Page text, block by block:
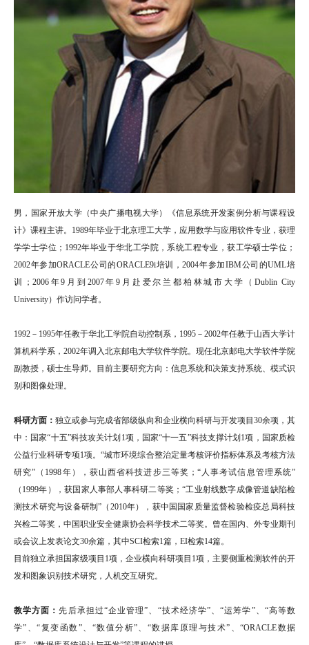
男，国家开放大学（中央广播电视大学）《信息系统开发案例分析与课程设
计》课程主讲。1989年毕业于北京理工大学，应用数学与应用软件专业，获理
学学士学位；1992年毕业于华北工学院，系统工程专业，获工学硕士学位；
2002年参加ORACLE公司的ORACLE9i培训，2004年参加IBM公司的UML培
训；2006年9月到2007年9月赴爱尔兰都柏林城市大学（Dublin City
University）作访问学者。
1992－1995年任教于华北工学院自动控制系，1995－2002年任教于山西大学计
算机科学系，2002年调入北京邮电大学软件学院。现任北京邮电大学软件学院
副教授，硕士生导师。目前主要研究方向：信息系统和决策支持系统、模式识
别和图像处理。
科研方面： 独立或参与完成省部级纵向和企业横向科研与开发项目30余项，其
中：国家“十五”科技攻关计划1项，国家“十一五”科技支撑计划1项，国家质检
公益行业科研专项1项。“城市环境综合整治定量考核评价指标体系及考核方法
研究”（1998年），获山西省科技进步三等奖；“人事考试信息管理系统”
（1999年），获国家人事部人事科研二等奖；“工业射线数字成像管道缺陷检
测技术研究与设备研制”（2010年），获中国国家质量监督检验检疫总局科技
兴检二等奖，中国职业安全健康协会科学技术二等奖。曾在国内、外专业期刊
或会议上发表论文30余篇，其中SCI检索1篇，EI检索14篇。
目前独立承担国家级项目1项，企业横向科研项目1项，主要侧重检测软件的开
发和图象识别技术研究，人机交互研究。
教学方面：先后承担过“企业管理”、“技术经济学”、“运筹学”、“高等数
学”、“复变函数”、“数值分析”、“数据库原理与技术”、“ORACLE数据